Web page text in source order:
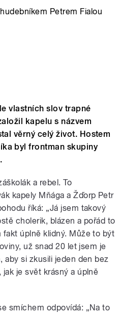
Petrem Fialou
vlastních slov trapné
kapelu s názvem
věrný celý život. Hostem
byl frontman skupiny
a rebel. To
kapely Mňága a Žďorp Petr
říká: „Já jsem takový
cholerik, blázen a pořád to
fakt úplně klidný. Může to být
už snad 20 let jsem je
aby si zkusili jeden den bez
je svět krásný a úplně
smíchem odpovídá: „Na to